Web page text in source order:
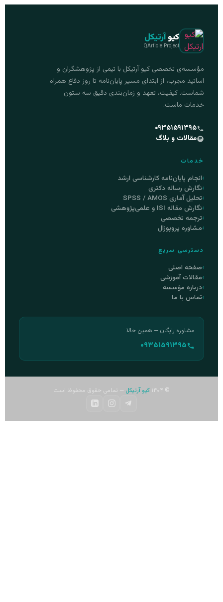
کیوآرتیکل
QArticle Project
مؤسسه‌ی تخصصی کیو آرتیکل با تیمی از پژوهشگران و
اساتید مجرب، از ابتدای مسیر پایان‌نامه تا روز دفاع همراه
شماست. کیفیت، تعهد و زمان‌بندی دقیق سه ستون
خدمات ماست.
۰۹۳۵۱۵۹۱۳۹۵
مقالات و بلاگ
خدمات
انجام پایان‌نامه کارشناسی ارشد
نگارش رساله دکتری
تحلیل آماری SPSS / AMOS
نگارش مقاله ISI و علمی‌پژوهشی
ترجمه تخصصی
مشاوره پروپوزال
دسترسی سریع
صفحه اصلی
مقالات آموزشی
درباره مؤسسه
تماس با ما
مشاوره رایگان — همین حالا
۰۹۳۵۱۵۹۱۳۹۵
© ۱۴۰۴ کیو آرتیکل — تمامی حقوق محفوظ است